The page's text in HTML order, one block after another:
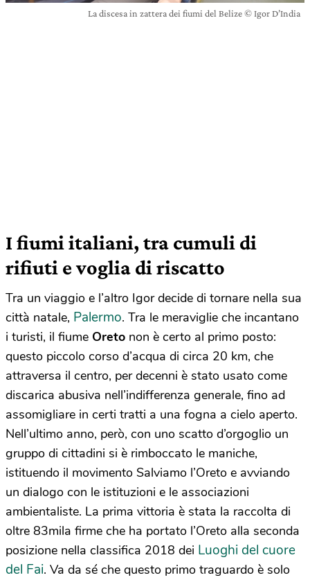
La discesa in zattera dei fiumi del Belize © Igor D’India
I fiumi italiani, tra cumuli di
rifiuti e voglia di riscatto
Tra un viaggio e l’altro Igor decide di tornare nella sua
città natale, Palermo. Tra le meraviglie che incantano
i turisti, il fiume Oreto non è certo al primo posto:
questo piccolo corso d’acqua di circa 20 km, che
attraversa il centro, per decenni è stato usato come
discarica abusiva nell’indifferenza generale, fino ad
assomigliare in certi tratti a una fogna a cielo aperto.
Nell’ultimo anno, però, con uno scatto d’orgoglio un
gruppo di cittadini si è rimboccato le maniche,
istituendo il movimento Salviamo l’Oreto e avviando
un dialogo con le istituzioni e le associazioni
ambientaliste. La prima vittoria è stata la raccolta di
oltre 83mila firme che ha portato l’Oreto alla seconda
posizione nella classifica 2018 dei Luoghi del cuore
del Fai. Va da sé che questo primo traguardo è solo